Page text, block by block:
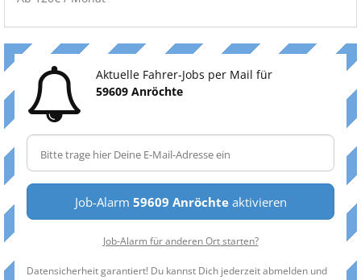
Aktuelle Fahrer-Jobs per Mail für
59609 Anröchte
Job-Alarm 59609 Anröchteaktivieren
Job-Alarm für anderen Ort starten?
Datensicherheit garantiert! Du kannst Dich jederzeit abmelden und